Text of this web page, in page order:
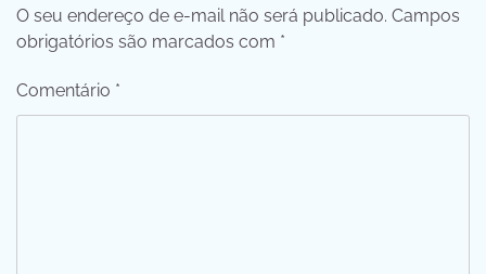
O seu endereço de e-mail não será publicado. Campos
obrigatórios são marcados com *
Comentário *